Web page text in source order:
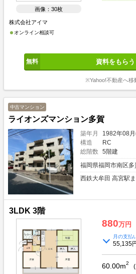
画像：30枚
株式会社アイマ
オンライン相談可
資料をもらう
※Yahoo!不動産へ移
中古マンション
ライオンズマンション多賀
築年月
1982年08
構造
RC
総階数
5階建
福岡県福岡市南区多
西鉄大牟田 高宮駅
3LDK 3階
880万円
月の支払
55,135
60.00m2 (